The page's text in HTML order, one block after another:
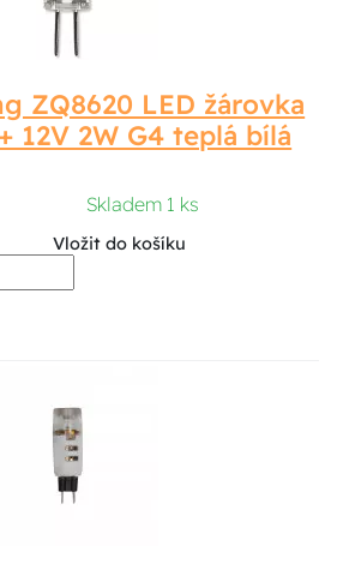
ZQ8620 LED žárovka
12V 2W G4 teplá bílá
Skladem 1 ks
Vložit do košíku